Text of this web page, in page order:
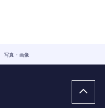
写真・画像